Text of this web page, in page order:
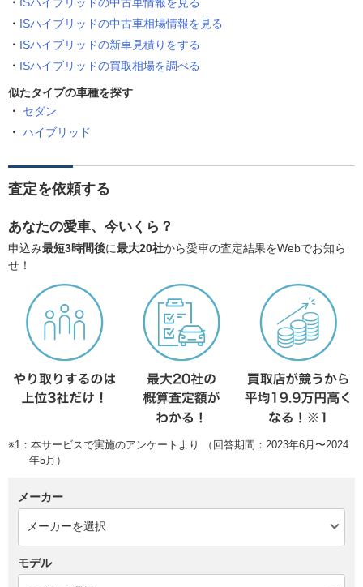
ISハイブリッドの中古車相場情報を見る
ISハイブリッドの新車見積りをする
ISハイブリッドの買取相場を調べる
似たタイプの車種を探す
セダン
ハイブリッド
査定を依頼する
あなたの愛車、今いくら？
申込み最短3時間後に最大20社から愛車の査定結果をWebでお知ら
せ！
※1：本サービスで実施のアンケートより （回答期間：2023年6月〜2024
年5月）
メーカー
モデル